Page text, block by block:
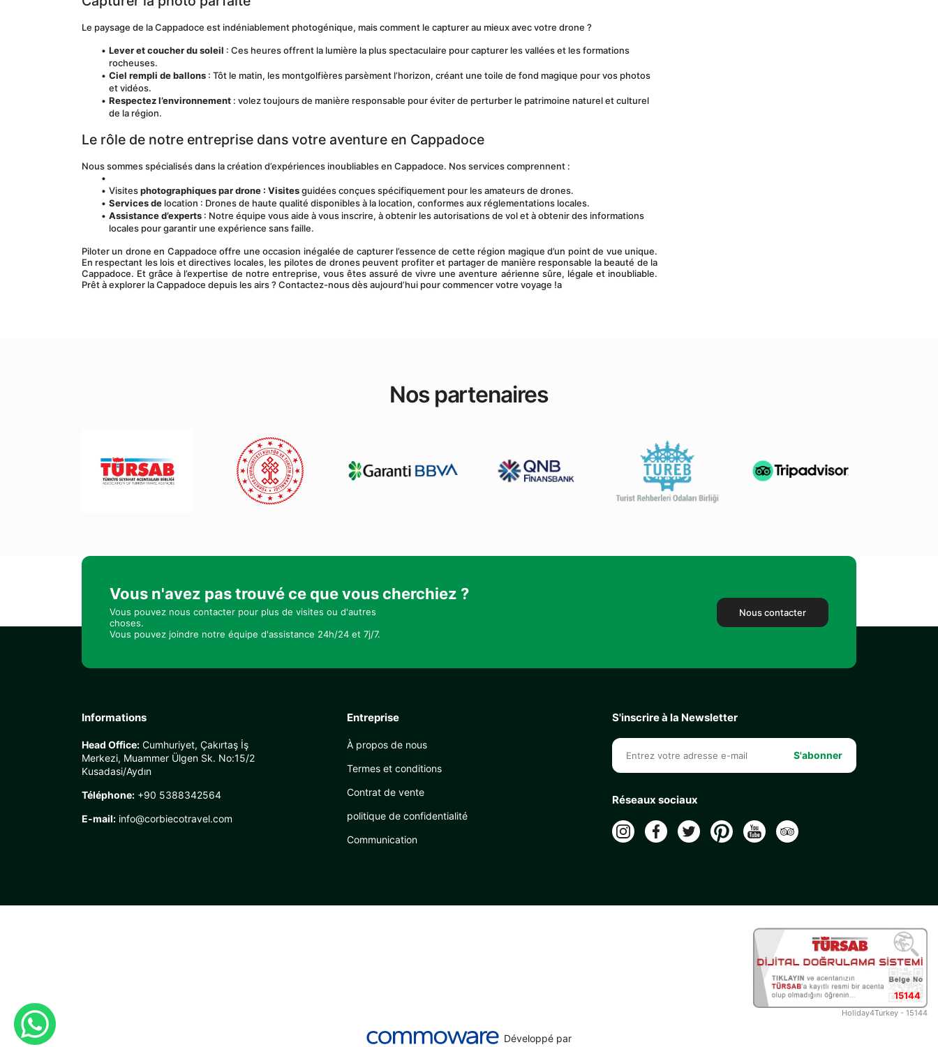
Le paysage de la Cappadoce est indéniablement photogénique, mais comment le capturer au mieux avec votre drone ?
Lever et coucher du soleil : Ces heures offrent la lumière la plus spectaculaire pour capturer les vallées et les formations
rocheuses.
Ciel rempli de ballons : Tôt le matin, les montgolfières parsèment l’horizon, créant une toile de fond magique pour vos photos
et vidéos.
Respectez l’environnement : volez toujours de manière responsable pour éviter de perturber le patrimoine naturel et culturel
de la région.
Le rôle de notre entreprise dans votre aventure en Cappadoce
Nous sommes spécialisés dans la création d’expériences inoubliables en Cappadoce. Nos services comprennent :
Visites photographiques par drone : Visites guidées conçues spécifiquement pour les amateurs de drones.
Services de location : Drones de haute qualité disponibles à la location, conformes aux réglementations locales.
Assistance d’experts : Notre équipe vous aide à vous inscrire, à obtenir les autorisations de vol et à obtenir des informations
locales pour garantir une expérience sans faille.
Piloter un drone en Cappadoce offre une occasion inégalée de capturer l’essence de cette région magique d’un point de vue unique.
En respectant les lois et directives locales, les pilotes de drones peuvent profiter et partager de manière responsable la beauté de la
Cappadoce. Et grâce à l’expertise de notre entreprise, vous êtes assuré de vivre une aventure aérienne sûre, légale et inoubliable.
Prêt à explorer la Cappadoce depuis les airs ? Contactez-nous dès aujourd’hui pour commencer votre voyage !a
Nos partenaires
Vous n'avez pas trouvé ce que vous cherchiez ?
Vous pouvez nous contacter pour plus de visites ou d'autres
choses.
Vous pouvez joindre notre équipe d'assistance 24h/24 et 7j/7.
Nous contacter
Informations
Head Office: Cumhuriyet, Çakırtaş İş
Merkezi, Muammer Ülgen Sk. No:15/2
Kusadasi/Aydın
Téléphone: +90 5388342564
E-mail: info@corbiecotravel.com
Entreprise
À propos de nous
Termes et conditions
Contrat de vente
politique de confidentialité
Communication
S'inscrire à la Newsletter
S'abonner
Réseaux sociaux
15144
Holiday4Turkey - 15144
Développé par